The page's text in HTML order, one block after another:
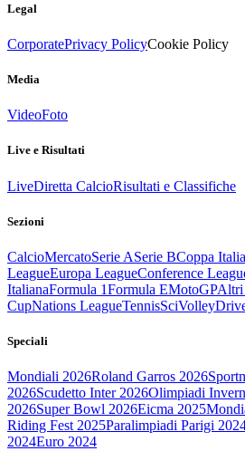
Legal
CorporatePrivacy PolicyCookie Policy
Media
VideoFoto
Live e Risultati
LiveDiretta CalcioRisultati e Classifiche
Sezioni
CalcioMercatoSerie ASerie BCoppa Italia
LeagueEuropa LeagueConference
ItalianaFormula 1Formula EMotoGPAltri
CupNations LeagueTennisSciVolley
Speciali
Mondiali 2026Roland Garros 2026
2026Scudetto Inter 2026Olimpiadi
2026Super Bowl 2026Eicma 2025
Riding Fest 2025Paralimpiadi Parigi
2024Euro 2024